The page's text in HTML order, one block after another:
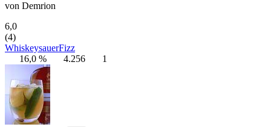
von Demrion
6,0
(4)
WhiskeysauerFizz
16,0 %
4.256 1